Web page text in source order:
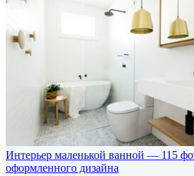
Интерьер маленькой ванной — 115
оформленного дизайна